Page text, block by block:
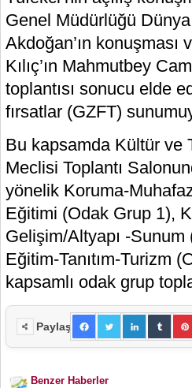
Genel Müdürlüğü
Akdoğan’ın konuşması
Kılıç’ın Mahmutbey
toplantısı sonucu elde
fırsatlar (GZFT)
Bu kapsamda Kültür ve
Meclisi Toplantı
yönelik Koruma-
Eğitimi (Odak Grup 1),
Gelişim/Altyapı -Sunum
Eğitim-Tanıtım-Turizm
kapsamlı odak grup
Paylaş
Benzer Haberler